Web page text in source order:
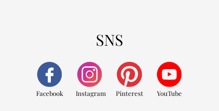
SNS
Facebook Instagram Pinterest YouTube